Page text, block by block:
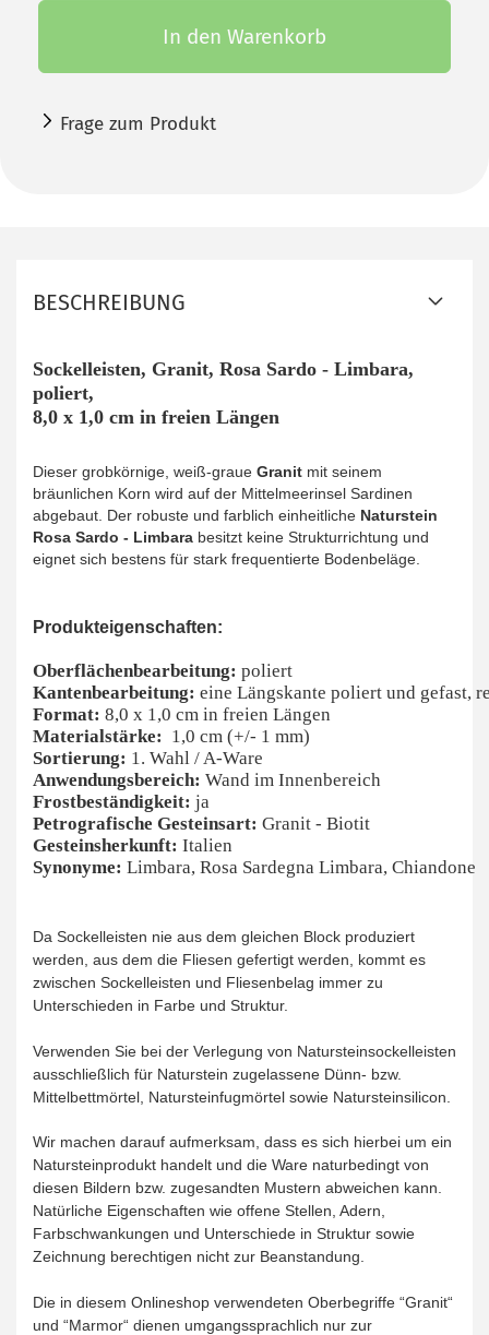
In den Warenkorb
Frage zum Produkt
BESCHREIBUNG
Sockelleisten, Granit, Rosa Sardo - Limbara,
poliert,
8,0 x 1,0 cm in freien Längen
Dieser grobkörnige, weiß-graue Granit mit seinem
bräunlichen Korn wird auf der Mittelmeerinsel Sardinen
abgebaut. Der robuste und farblich einheitliche Naturstein
Rosa Sardo - Limbara besitzt keine Strukturrichtung und
eignet sich bestens für stark frequentierte Bodenbeläge.
Produkteigenschaften:
Oberflächenbearbeitung: poliert
Kantenbearbeitung: eine Längskante poliert und gefast,
Format: 8,0 x 1,0 cm in freien Längen
Materialstärke: 1,0 cm (+/- 1 mm)
Sortierung: 1. Wahl / A-Ware
Anwendungsbereich: Wand im Innenbereich
Frostbeständigkeit: ja
Petrografische Gesteinsart: Granit - Biotit
Gesteinsherkunft: Italien
Synonyme: Limbara, Rosa Sardegna Limbara, Chiandone
Da Sockelleisten nie aus dem gleichen Block produziert
werden, aus dem die Fliesen gefertigt werden, kommt es
zwischen Sockelleisten und Fliesenbelag immer zu
Unterschieden in Farbe und Struktur.
Verwenden Sie bei der Verlegung von Natursteinsockelleisten
ausschließlich für Naturstein zugelassene Dünn- bzw.
Mittelbettmörtel, Natursteinfugmörtel sowie Natursteinsilicon.
Wir machen darauf aufmerksam, dass es sich hierbei um ein
Natursteinprodukt handelt und die Ware naturbedingt von
diesen Bildern bzw. zugesandten Mustern abweichen kann.
Natürliche Eigenschaften wie offene Stellen, Adern,
Farbschwankungen und Unterschiede in Struktur sowie
Zeichnung berechtigen nicht zur Beanstandung.
Die in diesem Onlineshop verwendeten Oberbegriffe “Granit“
und “Marmor“ dienen umgangssprachlich nur zur